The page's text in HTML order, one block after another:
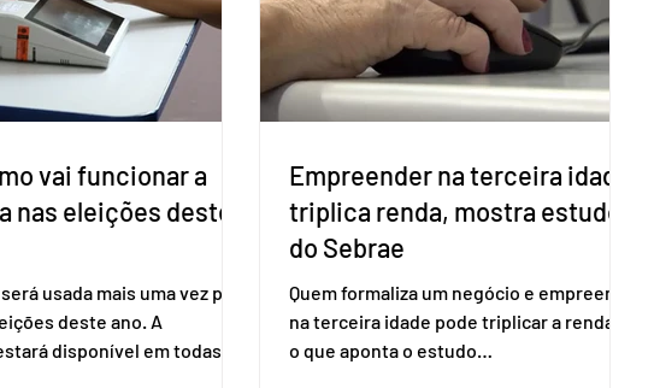
vai funcionar a
nas eleições deste
usada mais uma vez para
deste ano. A
disponível em todas as
Empreender na terceira idade
triplica renda, mostra estudo
do Sebrae
Quem formaliza um negócio e empreende
na terceira idade pode triplicar a renda. É
o que aponta o estudo